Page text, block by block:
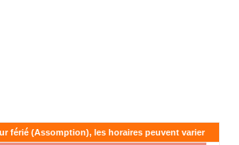
férié (Assomption), les horaires peuvent varier